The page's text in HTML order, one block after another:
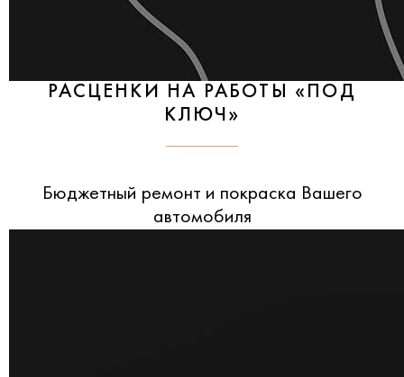
РАСЦЕНКИ НА РАБОТЫ «ПОД
КЛЮЧ»
Бюджетный ремонт и покраска Вашего
автомобиля